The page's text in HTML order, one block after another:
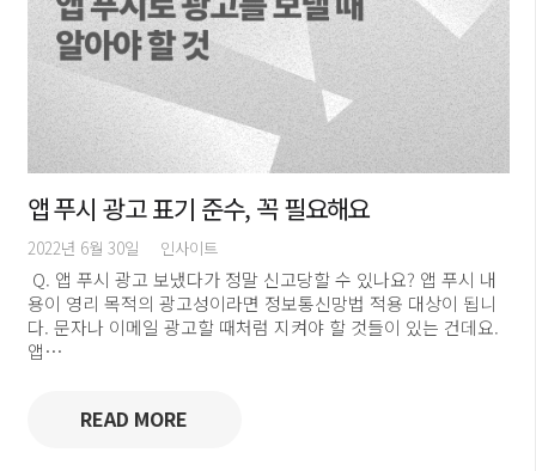
앱 푸시 광고 표기 준수, 꼭 필요해요
2022년 6월 30일 인사이트
​ Q. 앱 푸시 광고 보냈다가 정말 신고당할 수 있나요? 앱 푸시 내
용이 영리 목적의 광고성이라면 정보통신망법 적용 대상이 됩니
다. 문자나 이메일 광고할 때처럼 지켜야 할 것들이 있는 건데요.
앱…
READ MORE